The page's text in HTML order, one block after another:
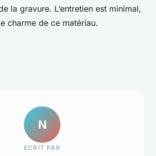
la gravure. L’entretien est minimal,
charme de ce matériau.
N
ECRIT PAR